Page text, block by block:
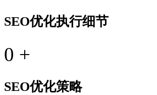
SEO优化执行细节
0 +
SEO优化策略